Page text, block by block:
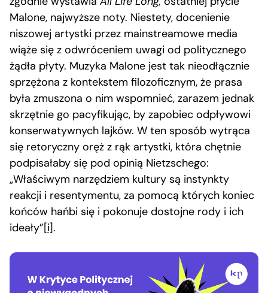
Malone, najwyższe noty. Niestety, docenienie
niszowej artystki przez mainstreamowe media
wiąże się z odwróceniem uwagi od politycznego
żądła płyty. Muzyka Malone jest tak nieodłącznie
sprzężona z kontekstem filozoficznym, że prasa
była zmuszona o nim wspomnieć, zarazem jednak
skrzętnie go pacyfikując, by zapobiec odpływowi
konserwatywnych lajków. W ten sposób wytrąca
się retoryczny oręż z rąk artystki, która chętnie
podpisałaby się pod opinią Nietzschego:
„Właściwym narzędziem kultury są instynkty
reakcji i resentymentu, za pomocą których koniec
końców hańbi się i pokonuje dostojne rody i ich
ideały”[i].